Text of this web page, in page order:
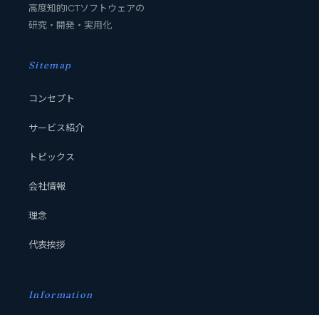
高度知的ICTソフトウェアの
研究・開発・実用化
Sitemap
コンセプト
サービス紹介
トピックス
会社情報
理念
代表挨拶
Information